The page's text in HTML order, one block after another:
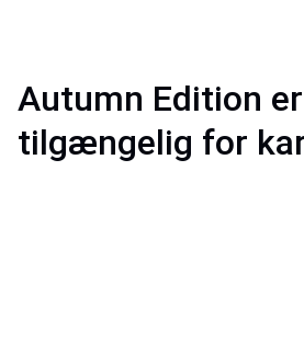
Autumn Edition er
tilgængelig for